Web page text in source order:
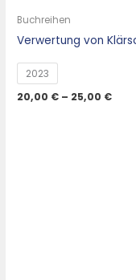
Buchreihen
Verwertung von
2023
20,00 € – 25,00 €